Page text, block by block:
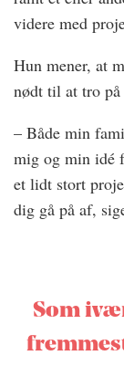
videre med
Hun mener, at
nødt til at tro
– Både min
mig og min idé
et lidt stort
dig gå på af,
Som